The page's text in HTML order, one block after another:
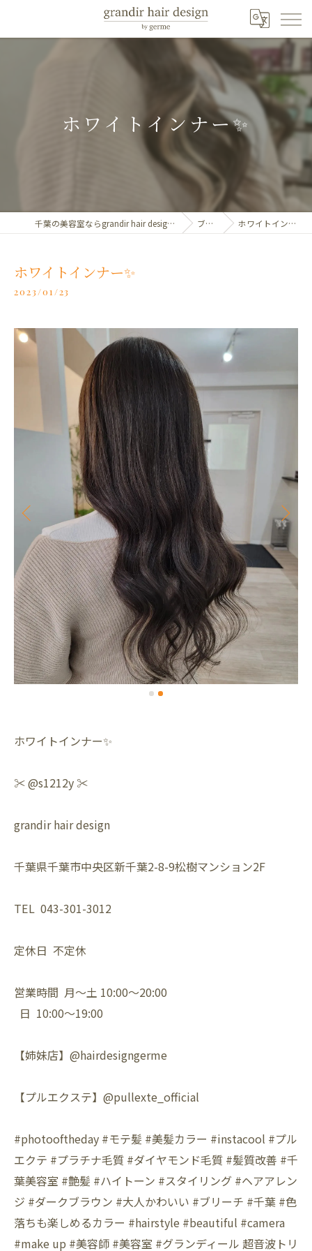
ホワイトインナー✨
千葉の美容室ならgrandir hair design by germe ブログ ホワイトインナー✨
ホワイトインナー✨
2023/01/23
ホワイトインナー✨
✂️ @s1212y ✂️
grandir hair design
千葉県千葉市中央区新千葉2-8-9松樹マンション2F
TEL 043-301-3012
定休日 不定休
営業時間 月〜土 10:00〜20:00
日 10:00〜19:00
【姉妹店】@hairdesigngerme
【プルエクステ】@pullexte_official
#photooftheday #モテ髪 #美髪カラー #instacool #プル
エクテ #プラチナ毛質 #ダイヤモンド毛質 #髪質改善 #千
葉美容室 #艶髪 #ハイトーン #スタイリング #ヘアアレン
ジ #ダークブラウン #大人かわいい #ブリーチ #千葉 #色
落ちも楽しめるカラー #hairstyle #beautiful #camera
#make up #美容師 #美容室 #グランディール 超音波トリ